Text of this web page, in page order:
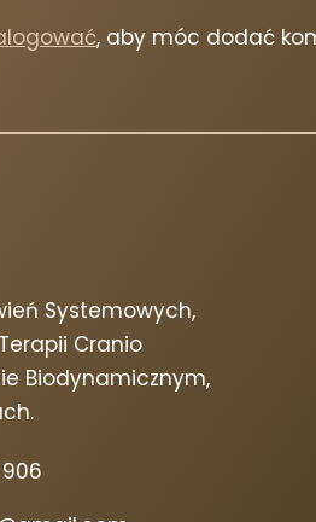
, aby móc dodać
Systemowych,
Cranio
Biodynamicznym,